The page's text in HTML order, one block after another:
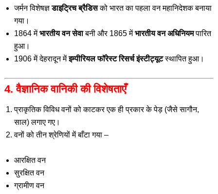
जर्मन विशेषज्ञडाइट्रिच ब्रैडिसको भारत का पहला वन महानिदेशक बनाया
गया।
1864 मेंभारतीय वन सेवाबनी और 1865 मेंभारतीय वन अधिनियमपारित
हुआ।
1906 में देहरादून मेंइम्पीरियल फॉरेस्ट रिसर्च इंस्टीट्यूटस्थापित हुआ।
4. वैज्ञानिक वानिकी की विशेषताएँ
प्राकृतिक विविध वनों को काटकर एक ही प्रकार के पेड़ (जैसे सागौन,
साल) लगाए गए।
वनों को तीन श्रेणियों में बाँटा गया –
आरक्षित वन
सुरक्षित वन
ग्रामीण वन